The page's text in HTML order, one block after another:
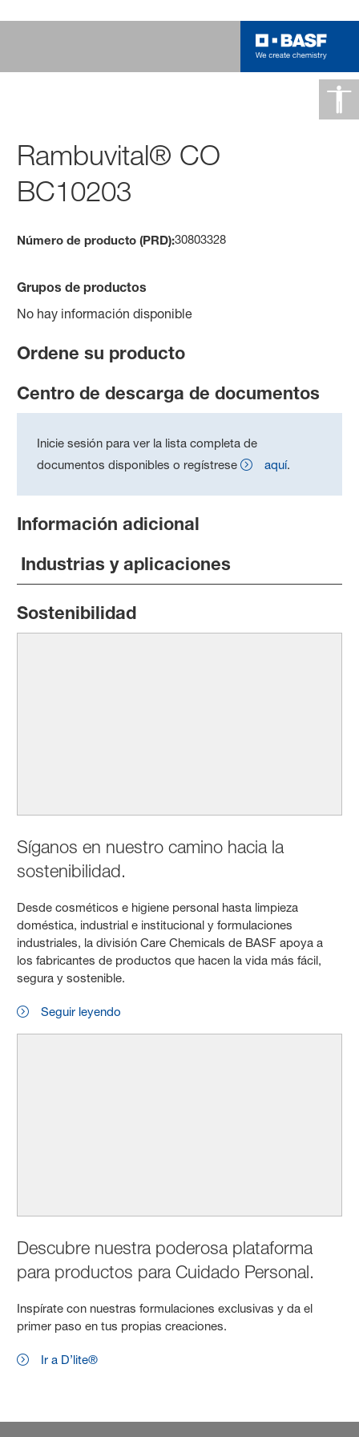
Rambuvital® CO
BC10203
Número de producto (PRD):30803328
Grupos de productos
No hay información disponible
Ordene su producto
Centro de descarga de documentos
Inicie sesión para ver la lista completa de
documentos disponibles o regístrese
aquí.
Información adicional
Industrias y aplicaciones
Sostenibilidad
Síganos en nuestro camino hacia la
sostenibilidad.
Desde cosméticos e higiene personal hasta limpieza
doméstica, industrial e institucional y formulaciones
industriales, la división Care Chemicals de BASF apoya a
los fabricantes de productos que hacen la vida más fácil,
segura y sostenible.
Seguir leyendo
Descubre nuestra poderosa plataforma
para productos para Cuidado Personal.
Inspírate con nuestras formulaciones exclusivas y da el
primer paso en tus propias creaciones.
Ir a D’lite®